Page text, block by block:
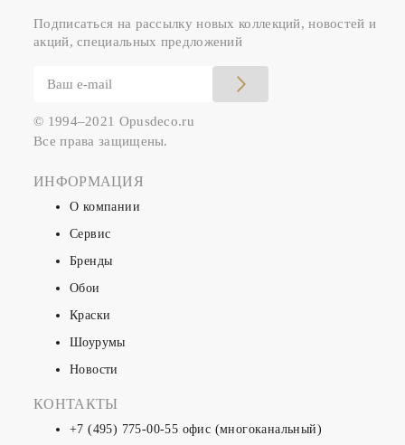
Подписаться на рассылку новых коллекций, новостей и
акций, специальных предложений
© 1994–2021 Opusdeco.ru
Все права защищены.
ИНФОРМАЦИЯ
О компании
Сервис
Бренды
Обои
Краски
Шоурумы
Новости
КОНТАКТЫ
+7 (495) 775-00-55 офис (многоканальный)